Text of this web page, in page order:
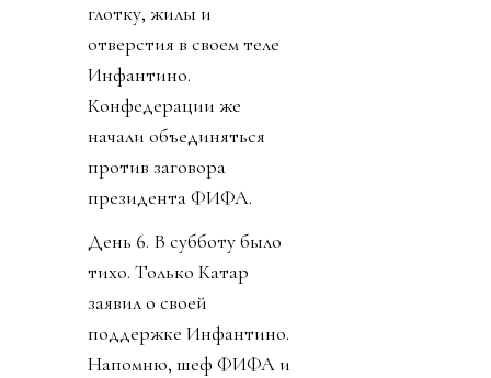
глотку, жилы и
отверстия в своем теле
Инфантино.
Конфедерации же
начали объединяться
против заговора
президента ФИФА.
День 6. В субботу было
тихо. Только Катар
заявил о своей
поддержке Инфантино.
Напомню, шеф ФИФА и